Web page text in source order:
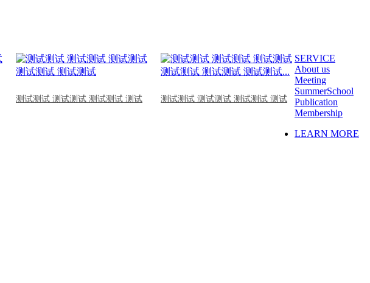
测试测试 测试测试 测试测试 测试 测试测试 测试测试 测试测试 测试
SERVICE
About us
Meeting
SummerSchool
Publication
Membership
LEARN MORE